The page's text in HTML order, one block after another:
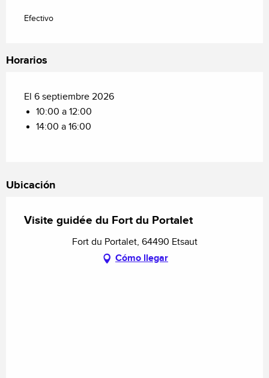
Efectivo
Horarios
El 6 septiembre 2026
10:00 a 12:00
14:00 a 16:00
Ubicación
Visite guidée du Fort du Portalet
Fort du Portalet, 64490 Etsaut
Cómo llegar